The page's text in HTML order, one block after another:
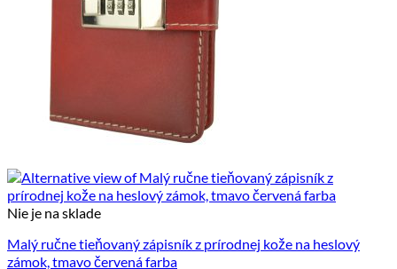
Nie je na sklade
Malý ručne tieňovaný zápisník z prírodnej kože na heslový
zámok, tmavo červená farba